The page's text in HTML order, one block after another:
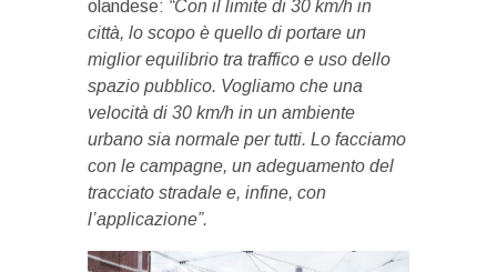
olandese: “Con il limite di 30 km/h in
città, lo scopo è quello di portare un
miglior equilibrio tra traffico e uso dello
spazio pubblico. Vogliamo che una
velocità di 30 km/h in un ambiente
urbano sia normale per tutti. Lo facciamo
con le campagne, un adeguamento del
tracciato stradale e, infine, con
l’applicazione”.